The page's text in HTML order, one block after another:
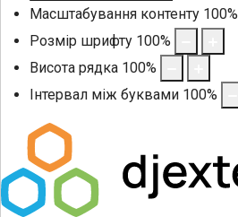
Масштабування контенту 100%
Розмір шрифту 100%
Висота рядка 100%
Інтервал між буквами 100%